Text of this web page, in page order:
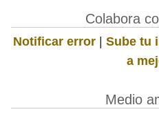
Colabora
Notificar error | Sube tu
a
Medio